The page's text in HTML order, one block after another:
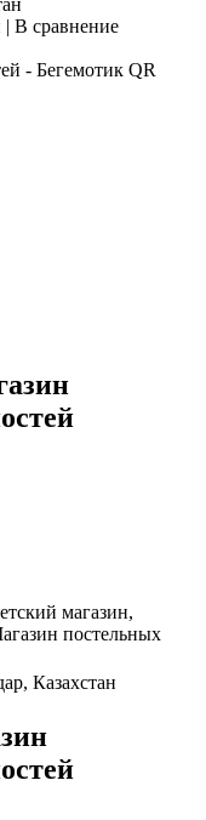
| В сравнение
магазин,
постельных
Казахстан